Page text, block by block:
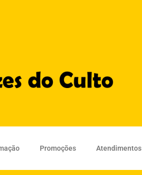
Promoções Atendimentos